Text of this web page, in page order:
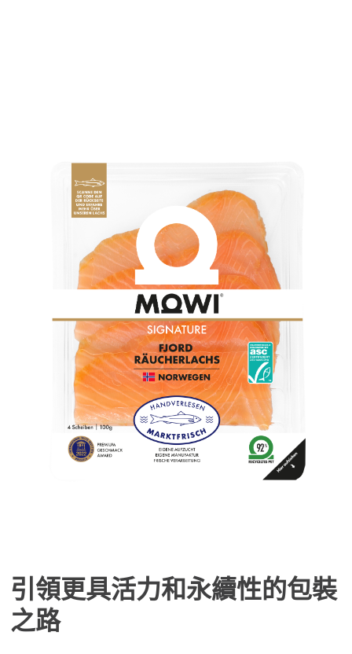
Mowi Norway
Mowi Poland
Mowi Scotland
Mowi Spain
Americas
Mowi Canada East
Mowi Canada West
Mowi Chile
引領更具活力和永續性的包裝
之路